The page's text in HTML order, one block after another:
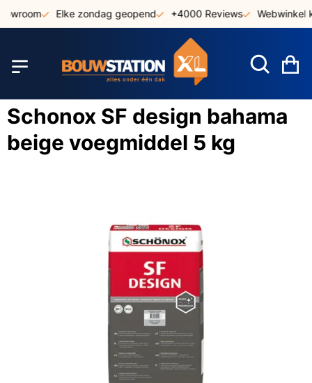
Elke zondag geopend +4000 Reviews Webwinkel
Schonox SF design bahama
beige voegmiddel 5 kg